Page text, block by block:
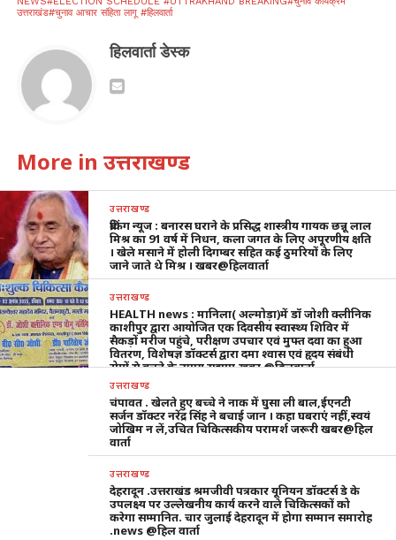
उत्तराखंड#चुनाव आचार संहिता लागू #हिलवार्ता
हिलवार्ता डेस्क
More in उत्तराखण्ड
उत्तराखण्ड
ब्रेकिंग न्यूज : बनारस घराने के प्रसिद्ध शास्त्रीय गायक छन्नू लाल
मिश्र का 91 वर्ष में निधन, कला जगत के लिए अपूरणीय क्षति
। खेले मसाने में होली दिगम्बर सहित कई ठुमरियों के लिए
जाने जाते थे मिश्र । खबर@हिलवार्ता
उत्तराखण्ड
HEALTH news : मानिला( अल्मोड़ा)में डॉ जोशी क्लीनिक
काशीपुर द्वारा आयोजित एक दिवसीय स्वास्थ्य शिविर में
सैकड़ों मरीज पहुंचे, परीक्षण उपचार एवं मुफ्त दवा का हुआ
वितरण, विशेषज्ञ डॉक्टर्स द्वारा दमा श्वास एवं हृदय संबंधी
रोगों से बचने के उपाय सुझाए,खबर @हिलवार्ता
उत्तराखण्ड
चंपावत . खेलते हुए बच्चे ने नाक में घुसा ली बाल,ईएनटी
सर्जन डॉक्टर नरेंद्र सिंह ने बचाई जान । कहा घबराएं नहीं,स्वयं
जोखिम न लें,उचित चिकित्सकीय परामर्श जरूरी खबर@हिल
वार्ता
उत्तराखण्ड
देहरादून .उत्तराखंड श्रमजीवी पत्रकार यूनियन डॉक्टर्स डे के
उपलक्ष्य पर उल्लेखनीय कार्य करने वाले चिकित्सकों को
करेगा सम्मानित. चार जुलाई देहरादून में होगा सम्मान समारोह
.news @हिल वार्ता